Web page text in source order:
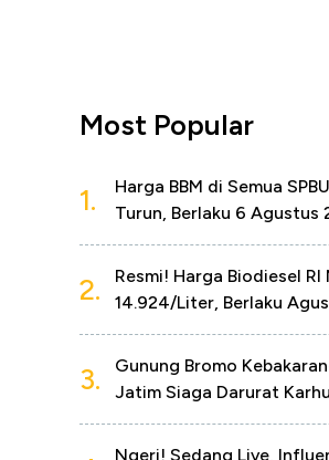
Most Popular
1.
Harga BBM di Semua
Turun, Berlaku 6 Agustus
2.
Resmi! Harga Biodiesel RI
14.924/Liter, Berlaku
3.
Gunung Bromo
Jatim Siaga Darurat
Ngeri! Sedang Live,